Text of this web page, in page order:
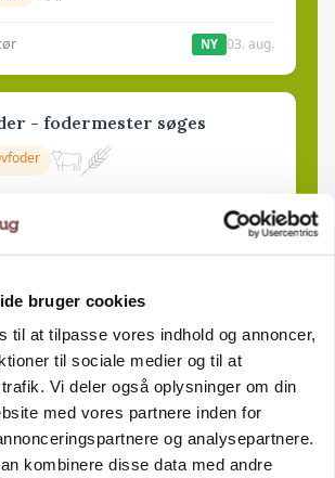
bruger cookies
til at tilpasse vores indhold og annoncer,
til sociale medier og til at
Vi deler også oplysninger om din
med vores partnere inden for
og analysepartnere.
kombinere disse data med andre
NY 03. aug.
- fodermester søges
31. jul.